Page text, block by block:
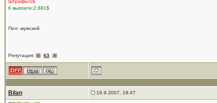
Штрафы:0$
К выплате:2.881$
Пол: мужской
Репутация: 63
Bilan 16.9.2007, 18:47